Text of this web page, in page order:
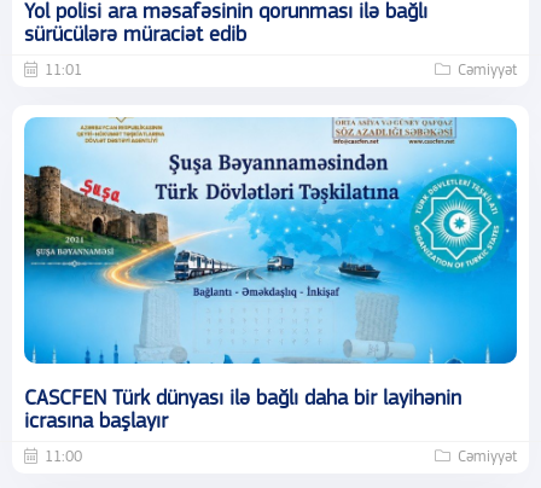
Yol polisi ara məsafəsinin qorunması ilə bağlı
sürücülərə müraciət edib
11:01 Cəmiyyət
CASCFEN Türk dünyası ilə bağlı daha bir layihənin
icrasına başlayır
11:00 Cəmiyyət